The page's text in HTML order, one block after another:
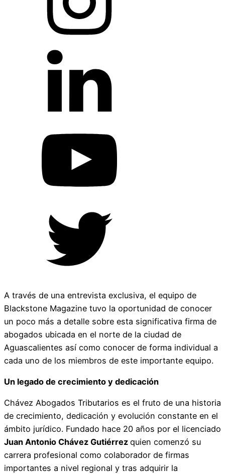
A través de una entrevista exclusiva, el equipo de
Blackstone Magazine tuvo la oportunidad de conocer
un poco más a detalle sobre esta significativa firma de
abogados ubicada en el norte de la ciudad de
Aguascalientes así como conocer de forma individual a
cada uno de los miembros de este importante equipo.
Un legado de crecimiento y dedicación
Chávez Abogados Tributarios es el fruto de una historia
de crecimiento, dedicación y evolución constante en el
ámbito jurídico. Fundado hace 20 años por el licenciado
Juan Antonio Chávez Gutiérrez quien comenzó su
carrera profesional como colaborador de firmas
importantes a nivel regional y tras adquirir la